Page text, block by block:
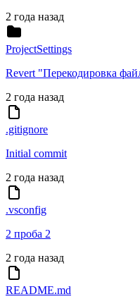
2 года назад
ProjectSettings
Revert "Перекодировка
2 года назад
.gitignore
Initial commit
2 года назад
.vsconfig
2 проба 2
2 года назад
README.md